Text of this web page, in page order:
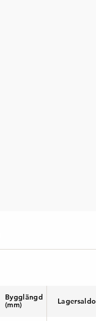
Bygglängd
(mm)
Vikt
(kg)
Lagersaldo